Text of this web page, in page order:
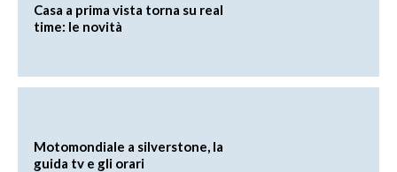
Casa a prima vista torna su real
time: le novità
Motomondiale a silverstone, la
guida tv e gli orari